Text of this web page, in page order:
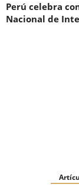
Perú celebra
Nacional de